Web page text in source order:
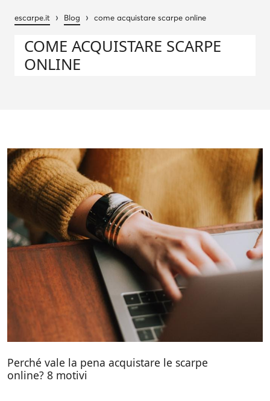
escarpe.it › Blog › come acquistare scarpe online
COME ACQUISTARE SCARPE
ONLINE
Perché vale la pena acquistare le scarpe
online? 8 motivi